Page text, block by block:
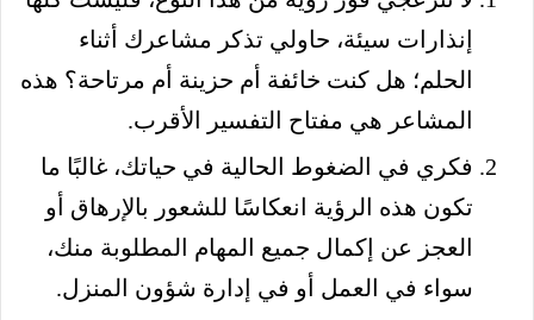
إنذارات سيئة، حاولي تذكر مشاعرك أثناء
الحلم؛ هل كنت خائفة أم حزينة أم مرتاحة؟ هذه
المشاعر هي مفتاح التفسير الأقرب.
فكري في الضغوط الحالية في حياتك، غالبًا ما
تكون هذه الرؤية انعكاسًا للشعور بالإرهاق أو
العجز عن إكمال جميع المهام المطلوبة منك،
سواء في العمل أو في إدارة شؤون المنزل.